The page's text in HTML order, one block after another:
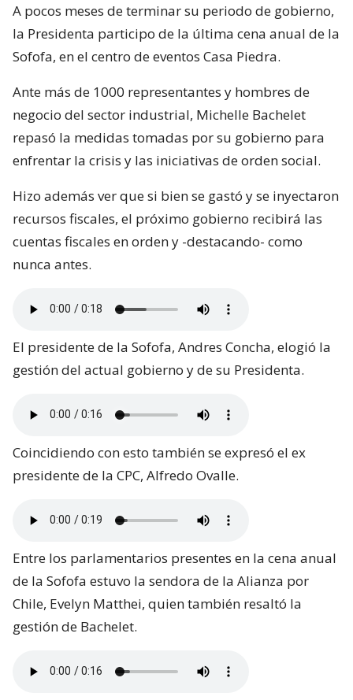
A pocos meses de terminar su periodo de gobierno,
la Presidenta participo de la última cena anual de la
Sofofa, en el centro de eventos Casa Piedra.
Ante más de 1000 representantes y hombres de
negocio del sector industrial, Michelle Bachelet
repasó la medidas tomadas por su gobierno para
enfrentar la crisis y las iniciativas de orden social.
Hizo además ver que si bien se gastó y se inyectaron
recursos fiscales, el próximo gobierno recibirá las
cuentas fiscales en orden y -destacando- como
nunca antes.
El presidente de la Sofofa, Andres Concha, elogió la
gestión del actual gobierno y de su Presidenta.
Coincidiendo con esto también se expresó el ex
presidente de la CPC, Alfredo Ovalle.
Entre los parlamentarios presentes en la cena anual
de la Sofofa estuvo la sendora de la Alianza por
Chile, Evelyn Matthei, quien también resaltó la
gestión de Bachelet.